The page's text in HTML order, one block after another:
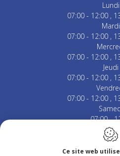
Lundi
07:00 - 12:00
Mardi
07:00 - 12:00
07:00 - 12:00
Jeudi
07:00 - 12:00
07:00 - 12:00
07:00 -
Fermé le
Ce site web